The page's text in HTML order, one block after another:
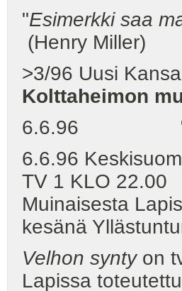
"Esimerkki saa
(Henry Miller)
>3/96 Uusi
Kolttaheimon
6.6.96
6.6.96
TV 1 KLO 22.00
Muinaisesta
kesänä
Velhon syntyon
Lapissa